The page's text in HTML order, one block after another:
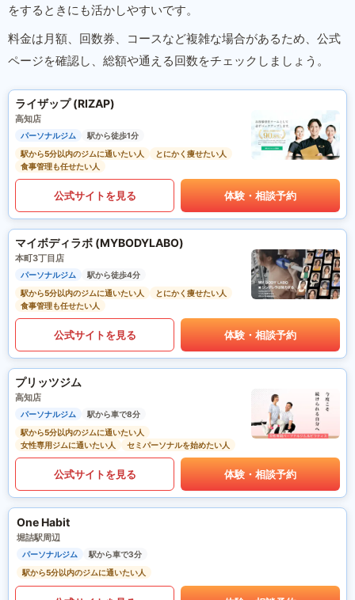
をするときにも活かしやすいです。
料金は月額、回数券、コースなど複雑な場合があるため、公式
ページを確認し、総額や通える回数をチェックしましょう。
ライザップ (RIZAP)
高知店
パーソナルジム
駅から徒歩1分
駅から5分以内のジムに通いたい人
とにかく痩せたい人
食事管理も任せたい人
公式サイトを見る 体験・相談予約
マイボディラボ (MYBODYLABO)
本町3丁目店
パーソナルジム
駅から徒歩4分
駅から5分以内のジムに通いたい人
とにかく痩せたい人
食事管理も任せたい人
公式サイトを見る 体験・相談予約
プリッツジム
高知店
パーソナルジム
駅から車で8分
駅から5分以内のジムに通いたい人
女性専用ジムに通いたい人
セミパーソナルを始めたい人
公式サイトを見る 体験・相談予約
One Habit
堀詰駅周辺
パーソナルジム
駅から車で3分
駅から5分以内のジムに通いたい人